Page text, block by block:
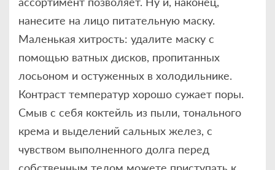
нанесите на лицо питательную маску.
Маленькая хитрость: удалите маску с
помощью ватных дисков, пропитанных
лосьоном и остуженных в холодильнике.
Контраст температур хорошо сужает поры.
Смыв с себя коктейль из пыли, тонального
крема и выделений сальных желез, с
чувством выполненного долга перед